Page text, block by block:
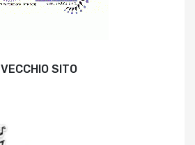
VECCHIO SITO